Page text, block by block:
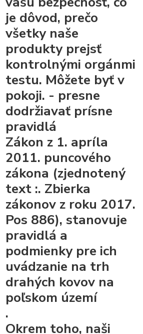
je dôvod, prečo
všetky naše
produkty prejsť
kontrolnými orgánmi
testu. Môžete byť v
pokoji. - presne
dodržiavať prísne
pravidlá
Zákon z 1. apríla
2011. puncového
zákona (zjednotený
text :. Zbierka
zákonov z roku 2017.
Pos 886), stanovuje
pravidlá a
podmienky pre ich
uvádzanie na trh
drahých kovov na
poľskom území
.
Okrem toho, naši